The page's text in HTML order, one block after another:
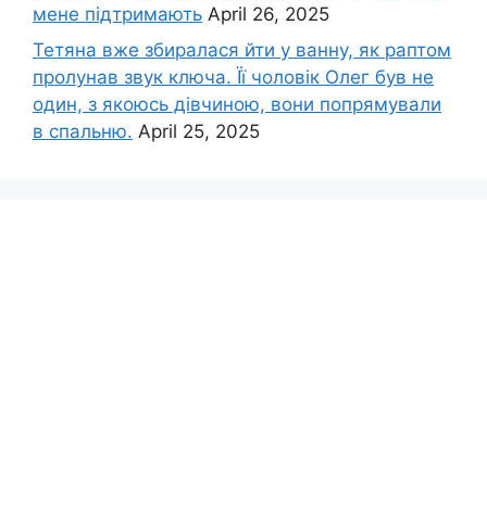
мене підтримають April 26, 2025
Тетяна вже збиралася йти у ванну, як раптом
пролунав звук ключа. Її чоловік Олег був не
один, з якоюсь дівчиною, вони попрямували
в спальню. April 25, 2025